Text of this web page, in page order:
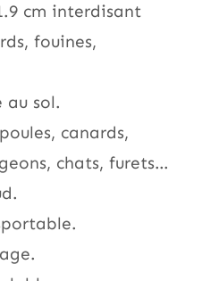
cm interdisant
fouines,
au sol.
canards,
chats, furets…